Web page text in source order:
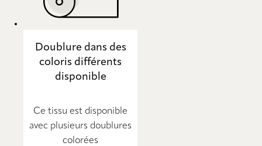
Doublure dans des
coloris différents
disponible
Ce tissu est disponible
avec plusieurs doublures
colorées